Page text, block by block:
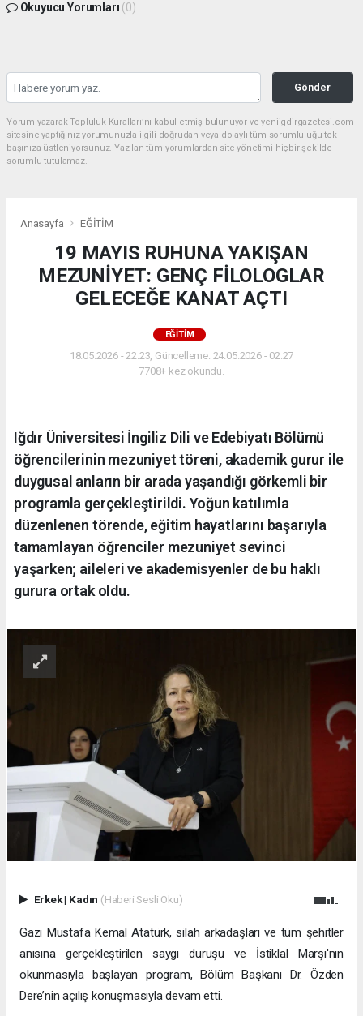
Okuyucu Yorumları (0)
Gönder
Yorum yazarak Topluluk Kuralları’nı kabul etmiş bulunuyor ve yeniigdirgazetesi.com
sitesine yaptığınız yorumunuzla ilgili doğrudan veya dolaylı tüm sorumluluğu tek
başınıza üstleniyorsunuz. Yazılan tüm yorumlardan site yönetimi hiçbir şekilde
sorumlu tutulamaz.
Anasayfa EĞİTİM
19 MAYIS RUHUNA YAKIŞAN
MEZUNİYET: GENÇ FİLOLOGLAR
GELECEĞE KANAT AÇTI
EĞİTİM
18.05.2026 - 22:23, Güncelleme: 24.05.2026 - 02:27
7708+ kez okundu.
Iğdır Üniversitesi İngiliz Dili ve Edebiyatı Bölümü
öğrencilerinin mezuniyet töreni, akademik gurur ile
duygusal anların bir arada yaşandığı görkemli bir
programla gerçekleştirildi. Yoğun katılımla
düzenlenen törende, eğitim hayatlarını başarıyla
tamamlayan öğrenciler mezuniyet sevinci
yaşarken; aileleri ve akademisyenler de bu haklı
gurura ortak oldu.
Erkek| Kadın (Haberi Sesli Oku)
Gazi Mustafa Kemal Atatürk, silah arkadaşları ve tüm şehitler
anısına gerçekleştirilen saygı duruşu ve İstiklal Marşı'nın
okunmasıyla başlayan program, Bölüm Başkanı Dr. Özden
Dere’nin açılış konuşmasıyla devam etti.